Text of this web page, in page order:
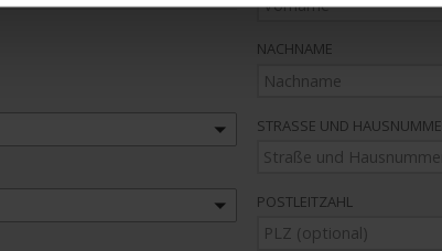
NACHNAME
STRASSE UND HAUSNUMMER
POSTLEITZAHL